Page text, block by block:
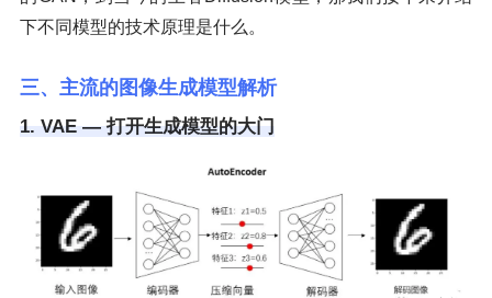
下不同模型的技术原理是什么。
三、主流的图像生成模型解析
1. VAE — 打开生成模型的大门